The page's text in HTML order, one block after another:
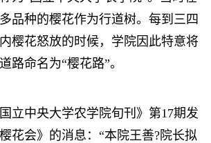
品种的樱花作为行道树。每到三四
樱花怒放的时候，学院因此特意将
路命名为“樱花路”。
立中央大学农学院旬刊》第17期发
花会》的消息：“本院王善?院长拟